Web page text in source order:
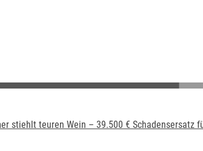
stiehlt teuren Wein – 39.500 € Schadensersatz